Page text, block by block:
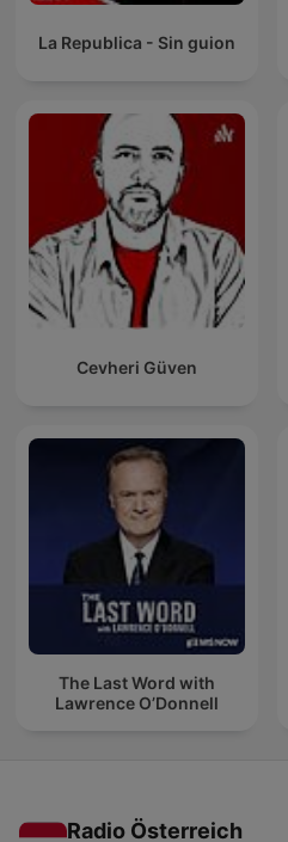
La Republica - Sin guion
Cevheri Güven
The Last Word with
Lawrence O’Donnell
Radio Österreich